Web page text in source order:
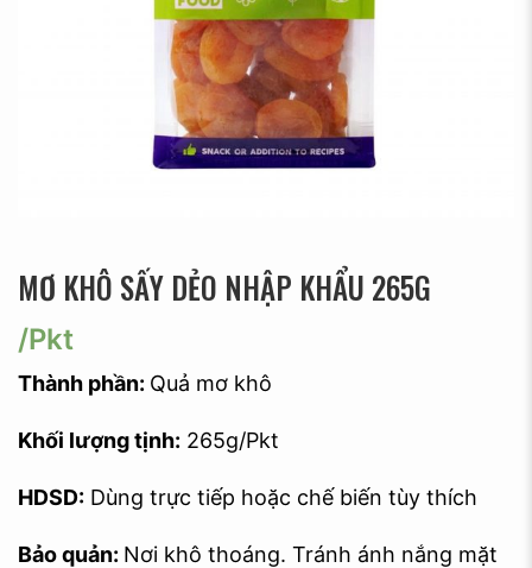
MƠ KHÔ SẤY DẺO NHẬP KHẨU 265G
/Pkt
Thành phần: Quả mơ khô
Khối lượng tịnh: 265g/Pkt
HDSD: Dùng trực tiếp hoặc chế biến tùy thích
Bảo quản: Nơi khô thoáng. Tránh ánh nắng mặt